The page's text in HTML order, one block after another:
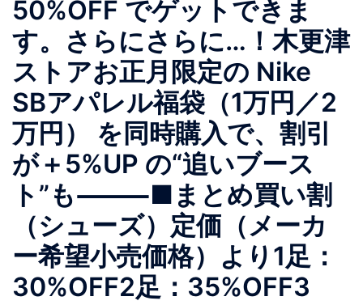
50%OFF でゲットできま
す。さらにさらに…！木更津
ストアお正月限定の Nike
SBアパレル福袋（1万円／2
万円） を同時購入で、割引
が＋5%UP の“追いブース
ト”も⸻■まとめ買い割
（シューズ）定価（メーカ
ー希望小売価格）より1足：
30%OFF2足：35%OFF3